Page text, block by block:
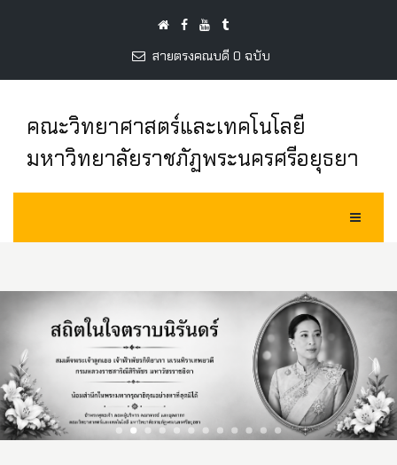
สายตรงคณบดี 0 ฉบับ
คณะวิทยาศาสตร์และเทคโนโลยี
มหาวิทยาลัยราชภัฏพระนครศรีอยุธยา
Toggle